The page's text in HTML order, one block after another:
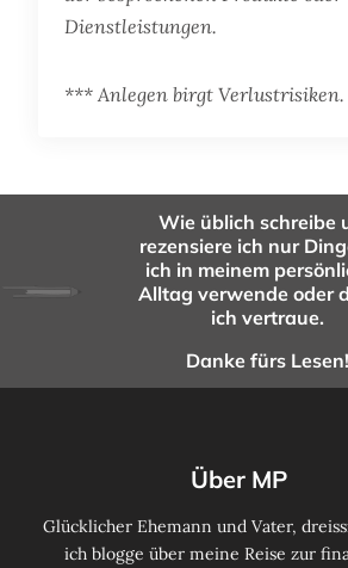
Dienstleistungen.
*** Anlegen birgt Verlustrisiken.
Wie üblich schreibe
rezensiere ich nur
ich in meinem
Alltag verwende oder
ich vertraue.
Danke fürs Lesen!
Über MP
Glücklicher Ehemann und Vater,
ich blogge über meine Reise zur